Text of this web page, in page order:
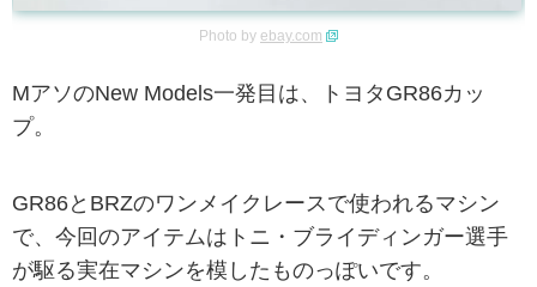
Photo by ebay.com
MアソのNew Models一発目は、トヨタGR86カッ
プ。
GR86とBRZのワンメイクレースで使われるマシン
で、今回のアイテムはトニ・ブライディンガー選手
が駆る実在マシンを模したものっぽいです。